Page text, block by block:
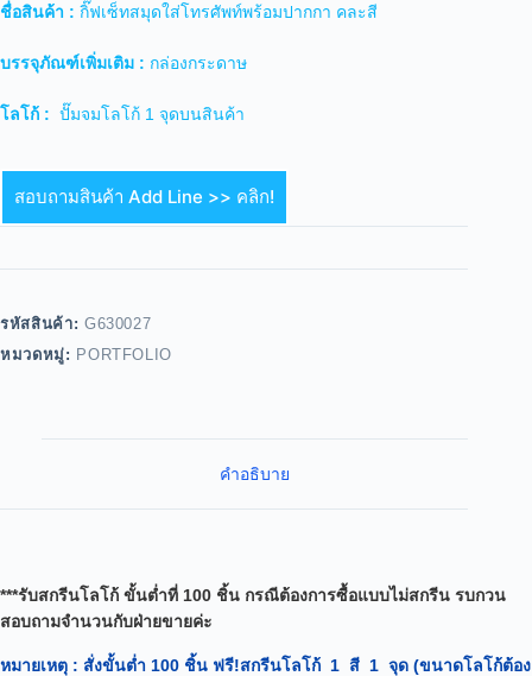
ชื่อสินค้า : กิ๊ฟเซ็ทสมุดใส่โทรศัพท์พร้อมปากกา คละสี
บรรจุภัณฑ์เพิ่มเติม : กล่องกระดาษ
โลโก้ : ปั๊มจมโลโก้ 1 จุดบนสินค้า
สอบถามสินค้า Add Line >> คลิก!
รหัสสินค้า: G630027
หมวดหมู่: PORTFOLIO
คำอธิบาย
***รับสกรีนโลโก้ ขั้นต่ำที่ 100 ชิ้น กรณีต้องการซื้อแบบไม่สกรีน รบกวน
สอบถามจำนวนกับฝ่ายขายค่ะ
หมายเหตุ : สั่งขั้นต่ำ 100 ชิ้น ฟรี!สกรีนโลโก้ 1 สี 1 จุด (ขนาดโลโก้ต้อง